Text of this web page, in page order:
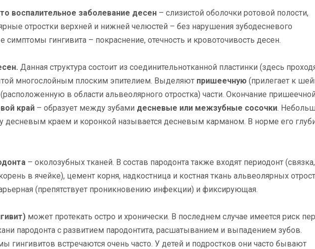
воспалительное заболевание десен – слизистой оболочки ротовой полости,
отростки верхней и нижней челюстей – без нарушения зубодесневого
симптомы гингивита – покраснение, отечность и кровоточивость десен.
Данная структура состоит из соединительнотканной пластинки (здесь
многослойным плоским эпителием. Выделяют пришеечную (прилегает к
(расположенную в области альвеолярного отростка) части. Окончание пришеечной
край – образует между зубами десневые или межзубные сосочки.
десневым краем и коронкой называется десневым карманом. В норме его
– околозубных тканей. В состав пародонта также входят периодонт (связка,
в ячейке), цемент корня, надкостница и костная ткань альвеолярных
(препятствует проникновению инфекции) и фиксирующая.
может протекать остро и хронически. В последнем случае имеется риск
пародонта с развитием пародонтита, расшатыванием и выпадением зубов.
встречаются очень часто. У детей и подростков они часто бывают